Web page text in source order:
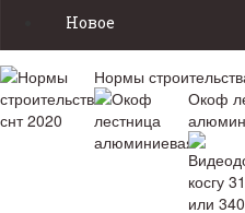
Новое
Нормы
Окоф